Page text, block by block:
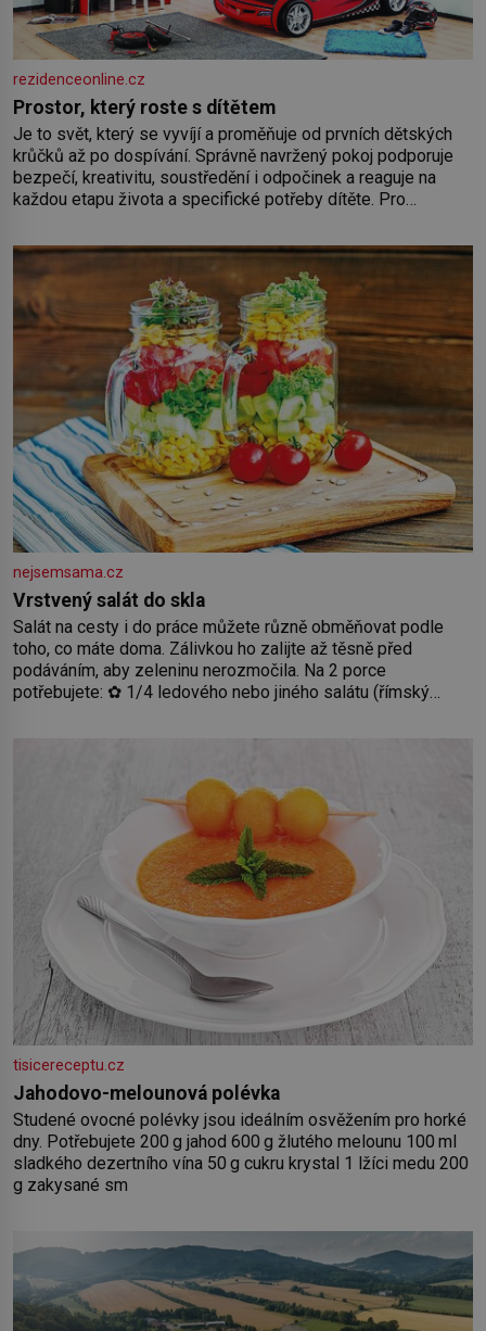
rezidenceonline.cz
Prostor, který roste s dítětem
Je to svět, který se vyvíjí a proměňuje od prvních dětských
krůčků až po dospívání. Správně navržený pokoj podporuje
bezpečí, kreativitu, soustředění i odpočinek a reaguje na
každou etapu života a specifické potřeby dítěte. Pro
by pokoj miminka měl působit především klidně a útulně.
nejsemsama.cz
Vrstvený salát do skla
Salát na cesty i do práce můžete různě obměňovat podle
toho, co máte doma. Zálivkou ho zalijte až těsně před
podáváním, aby zeleninu nerozmočila. Na 2 porce
potřebujete: ✿ 1/4 ledového nebo jiného salátu (římský
2 rajčata Zálivka: ✿ 4 lžíce olivového oleje ✿ 1 lžíci citronové
tisicereceptu.cz
Jahodovo-melounová polévka
Studené ovocné polévky jsou ideálním osvěžením pro horké
dny. Potřebujete 200 g jahod 600 g žlutého melounu 100 ml
sladkého dezertního vína 50 g cukru krystal 1 lžíci medu 200
g zakysané sm